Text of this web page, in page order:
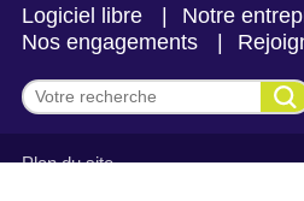
Logiciel libre
Notre
Nos engagements
Effectuer une recherche
Plan du site